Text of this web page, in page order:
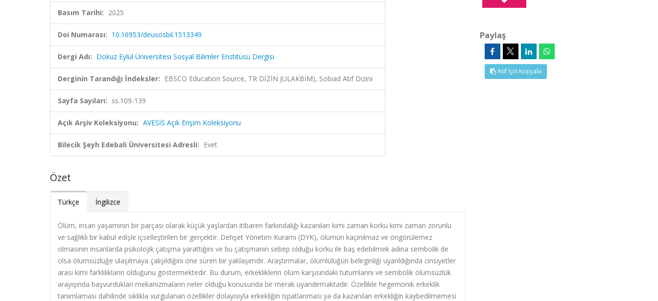
Basım Tarihi: 2025
Doi Numarası: 10.16953/deusosbil.1513349
Dergi Adı: Dokuz Eylül Üniversitesi Sosyal Bilimler Enstitüsü Dergisi
Derginin Tarandığı İndeksler: EBSCO Education Source, TR DİZİN (ULAKBİM), Sobiad Atıf Dizini
Sayfa Sayıları: ss.109-139
Açık Arşiv Koleksiyonu: AVESİS Açık Erişim Koleksiyonu
Bilecik Şeyh Edebali Üniversitesi Adresli: Evet
Özet
Türkçe İngilizce
Ölüm, insan yaşamının bir parçası olarak küçük yaşlardan itibaren farkındalığı kazanılan kimi zaman korku kimi zaman zorunlu
ve sağlıklı bir kabul edişle içselleştirilen bir gerçektir. Dehşet Yönetim Kuramı (DYK), ölümün kaçınılmaz ve öngörülemez
olmasının insanlarda psikolojik çatışma yarattığını ve bu çatışmanın sebep olduğu korku ile baş edebilmek adına sembolik de
olsa ölümsüzlüğe ulaşılmaya çalışıldığını öne süren bir yaklaşımdır. Araştırmalar, ölümlülüğün belirginliği uyarıldığında cinsiyetler
arası kimi farklılıkların olduğunu göstermektedir. Bu durum, erkekliklerin ölüm karşısındaki tutumlarını ve sembolik ölümsüzlük
arayışında başvurdukları mekanizmaların neler olduğu konusunda bir merak uyandırmaktadır. Özellikle hegemonik erkeklik
tanımlaması dahilinde sıklıkla vurgulanan özellikler dolayısıyla erkekliğin ispatlanması ya da kazanılan erkekliğin kaybedilmemesi
Paylaş
Atıf İçin Kopyala